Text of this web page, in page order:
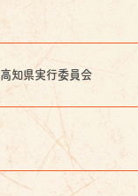
知県実行委員会